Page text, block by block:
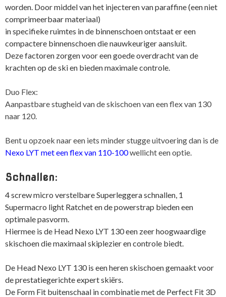
worden. Door middel van het injecteren van paraffine (een niet
comprimeerbaar materiaal)
in specifieke ruimtes in de binnenschoen ontstaat er een
compactere binnenschoen die nauwkeuriger aansluit.
Deze factoren zorgen voor een goede overdracht van de
krachten op de ski en bieden maximale controle.
Duo Flex:
Aanpastbare stugheid van de skischoen van een flex van 130
naar 120.
Bent u opzoek naar een iets minder stugge uitvoering dan is de
Nexo LYT met een flex van 110-100wellicht een optie.
Schnallen:
4 screw micro verstelbare Superleggera schnallen, 1
Supermacro light Ratchet en de powerstrap bieden een
optimale pasvorm.
Hiermee is de Head Nexo LYT 130 een zeer hoogwaardige
skischoen die maximaal skiplezier en controle biedt.
De Head Nexo LYT 130 is een heren skischoen gemaakt voor
de prestatiegerichte expert skiërs.
De Form Fit buitenschaal in combinatie met de Perfect Fit 3D